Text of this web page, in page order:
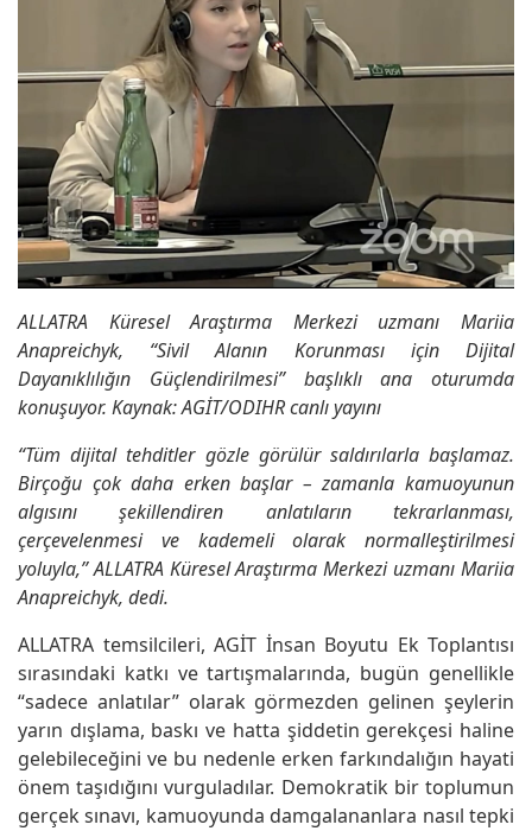
ALLATRA Küresel Araştırma Merkezi uzmanı Mariia
Anapreichyk, “Sivil Alanın Korunması için Dijital
Dayanıklılığın Güçlendirilmesi” başlıklı ana oturumda
konuşuyor. Kaynak: AGİT/ODIHR canlı yayını
“Tüm dijital tehditler gözle görülür saldırılarla başlamaz.
Birçoğu çok daha erken başlar – zamanla kamuoyunun
algısını şekillendiren anlatıların tekrarlanması,
çerçevelenmesi ve kademeli olarak normalleştirilmesi
yoluyla,” ALLATRA Küresel Araştırma Merkezi uzmanı Mariia
Anapreichyk, dedi.
ALLATRA temsilcileri, AGİT İnsan Boyutu Ek Toplantısı
sırasındaki katkı ve tartışmalarında, bugün genellikle
“sadece anlatılar” olarak görmezden gelinen şeylerin
yarın dışlama, baskı ve hatta şiddetin gerekçesi haline
gelebileceğini ve bu nedenle erken farkındalığın hayati
önem taşıdığını vurguladılar. Demokratik bir toplumun
gerçek sınavı, kamuoyunda damgalananlara nasıl tepki